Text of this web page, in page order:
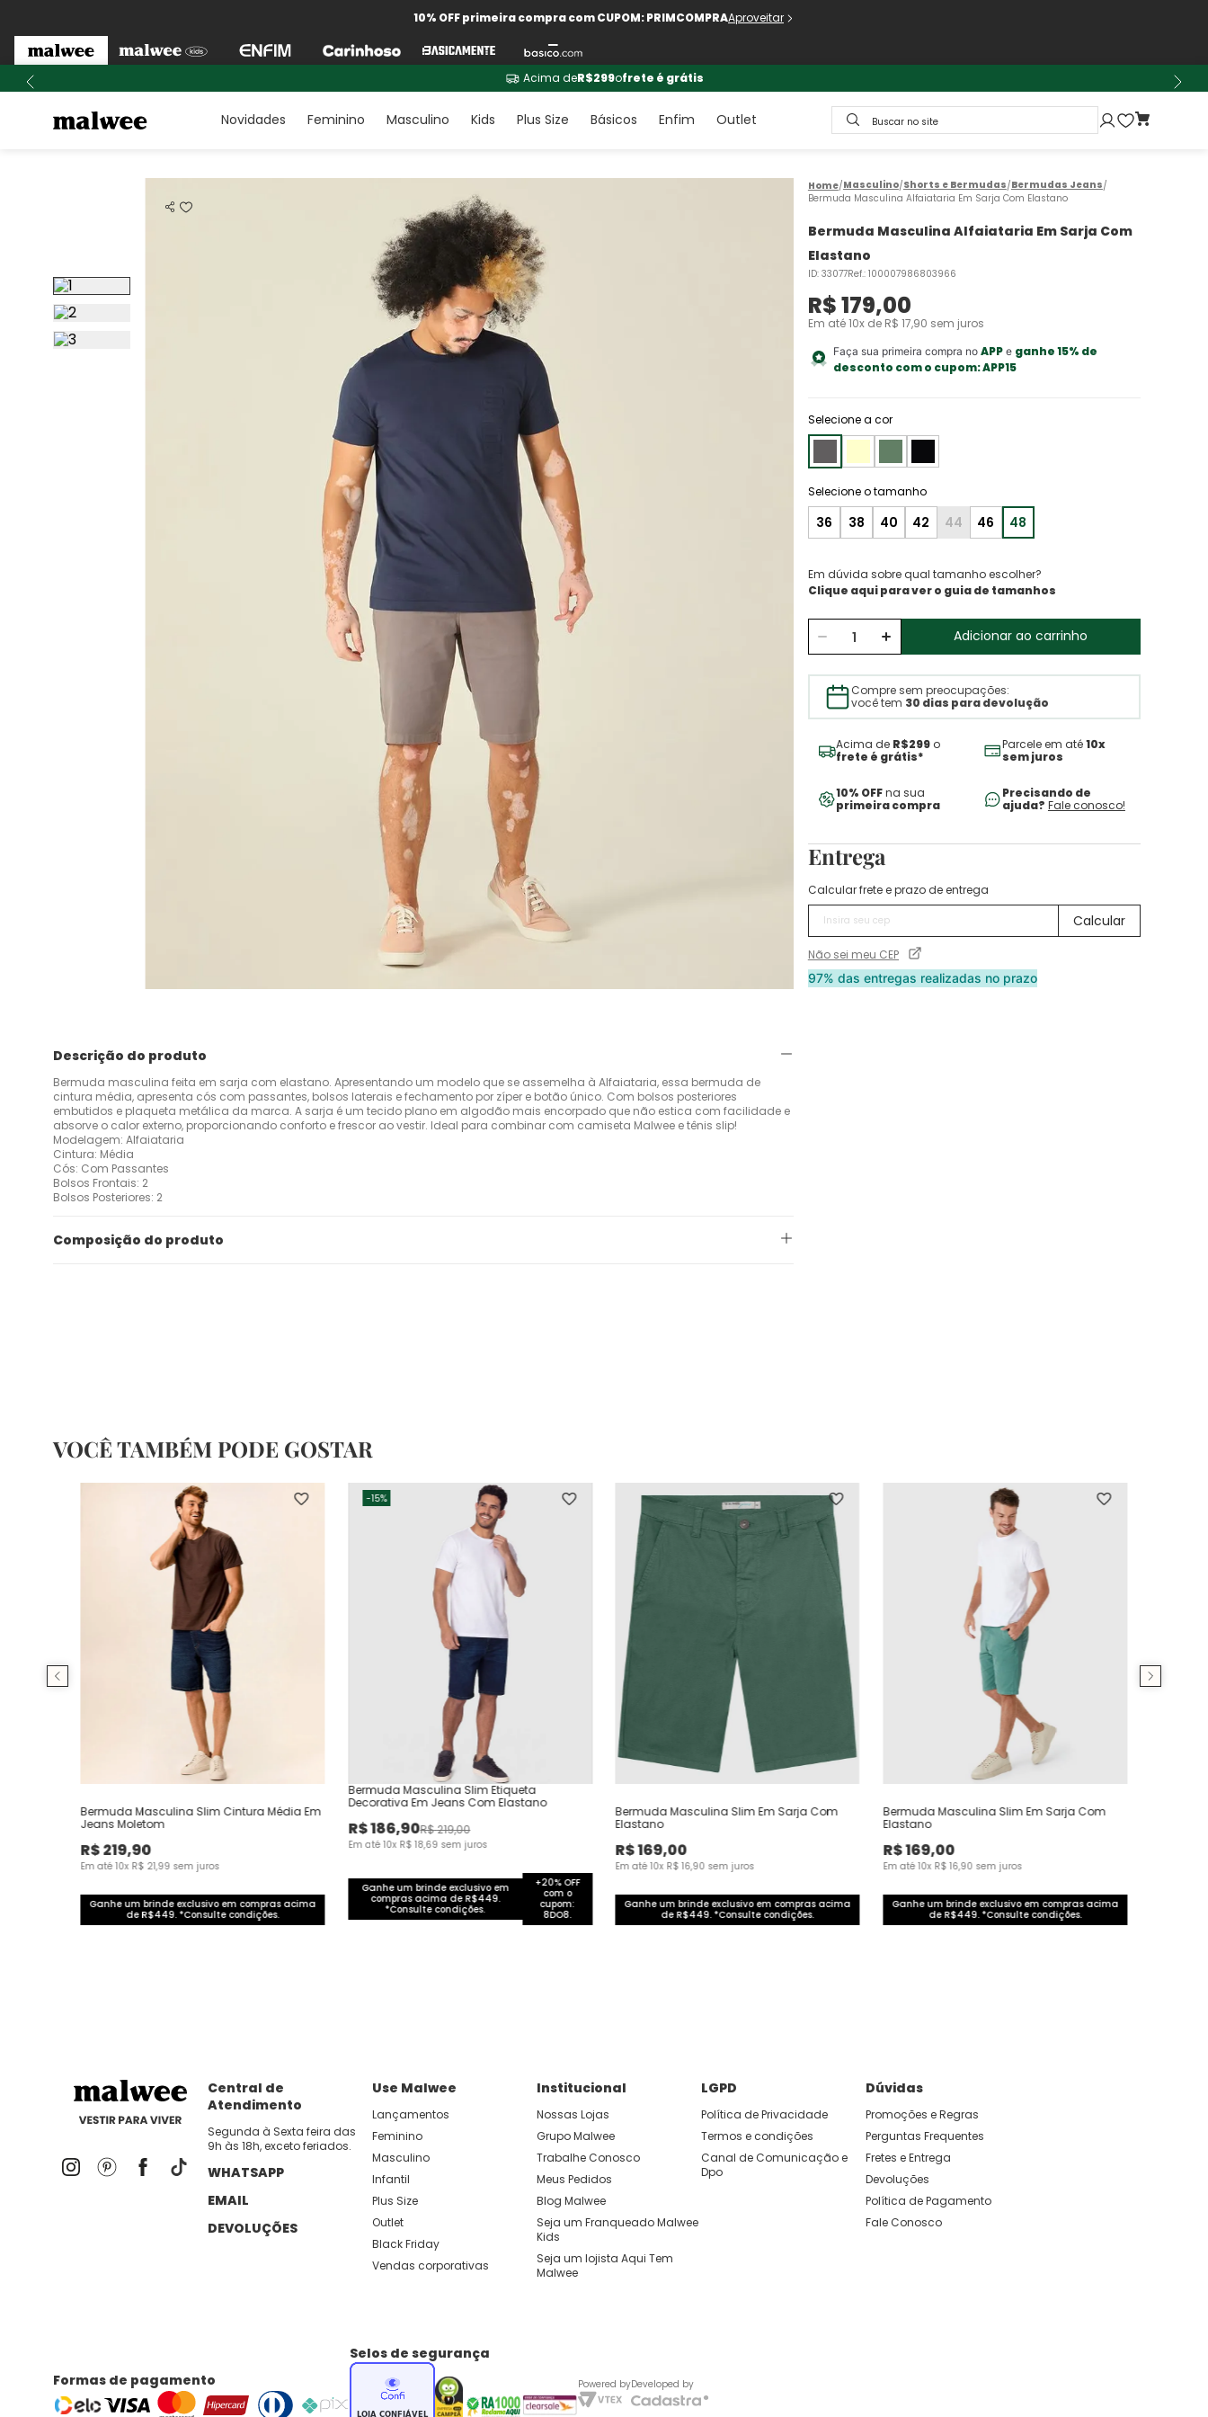
10% OFF primeira compra com CUPOM: PRIMCOMPRAAproveitar
Acima deR$299ofrete é grátis
Novidades Feminino Masculino Kids Plus Size Básicos Enfim Outlet Buscar no site
Descrição do produto
Bermuda masculina feita em sarja com elastano. Apresentando um modelo que se assemelha à Alfaiataria, essa bermuda de
cintura média, apresenta cós com passantes, bolsos laterais e fechamento por zíper e botão único. Com bolsos posteriores
embutidos e plaqueta metálica da marca. A sarja é um tecido plano em algodão mais encorpado que não estica com facilidade e
absorve o calor externo, proporcionando conforto e frescor ao vestir. Ideal para combinar com camiseta Malwee e tênis slip!
Modelagem: Alfaiataria
Cintura: Média
Cós: Com Passantes
Bolsos Frontais: 2
Bolsos Posteriores: 2
Composição do produto
Masculino Shorts e Bermudas Bermudas Jeans
Bermuda Masculina Alfaiataria Em Sarja Com Elastano
Bermuda Masculina Alfaiataria Em Sarja Com
Elastano
ID: 33077Ref.: 100007986803966
R$179,00
Em até10x de R$ 17,90 sem juros
Faça sua primeira compra no APPe ganhe 15% de
desconto com o cupom:APP15
Selecione a cor
36 38 40 42 44 46 48
Em dúvida sobre qual tamanho escolher?
Clique aqui para ver o guia de tamanhos
Adicionar ao carrinho
Compre sem preocupações:
você tem 30 dias para devolução
Acima de R$299o
frete é grátis*
Parcele em até10x
sem juros
10% OFFna sua
primeira compra
Precisando de
ajuda? Fale conosco!
Entrega
Calcular frete e prazo de entrega
Não sei meu CEP
97% das entregas realizadas no prazo
VOCÊ TAMBÉM PODE GOSTAR
Bermuda Masculina Slim Cintura Média Em
Jeans Moletom
R$219,90
Em até10x R$ 21,99 sem juros
Ganhe um brinde exclusivo em compras acima
de R$449. *Consulte condições.
-15%
Bermuda Masculina Slim Etiqueta
Decorativa Em Jeans Com Elastano
R$186,90R$219,00
Em até10x R$ 18,69 sem juros
Ganhe um brinde exclusivo em
compras acima de R$449.
*Consulte condições.
+20% OFF
com o
cupom:
8DO8.
Bermuda Masculina Slim Em Sarja Com
Elastano
R$169,00
Em até10x R$ 16,90 sem juros
Ganhe um brinde exclusivo em compras acima
de R$449. *Consulte condições.
Bermuda Masculina Slim Em Sarja Com
Elastano
R$169,00
Em até10x R$ 16,90 sem juros
Ganhe um brinde exclusivo em compras acima
de R$449. *Consulte condições.
Central de
Atendimento
Segunda à Sexta feira das
9h às 18h, exceto feriados.
WHATSAPP
EMAIL
DEVOLUÇÕES
Use Malwee
Lançamentos
Feminino
Masculino
Infantil
Plus Size
Outlet
Black Friday
Vendas corporativas
Institucional
Nossas Lojas
Grupo Malwee
Trabalhe Conosco
Meus Pedidos
Blog Malwee
Seja um Franqueado Malwee
Kids
Seja um lojista Aqui Tem
Malwee
LGPD
Política de Privacidade
Termos e condições
Canal de Comunicação e
Dpo
Dúvidas
Promoções e Regras
Perguntas Frequentes
Fretes e Entrega
Devoluções
Política de Pagamento
Fale Conosco
Formas de pagamento
Selos de segurança
Powered byDeveloped by